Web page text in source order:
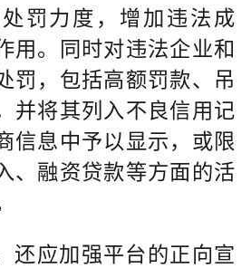
罚力度，增加违法成
用。同时对违法企业和
罚，包括高额罚款、吊
并将其列入不良信用记
信息中予以显示，或限
、融资贷款等方面的活
应加强平台的正向宣